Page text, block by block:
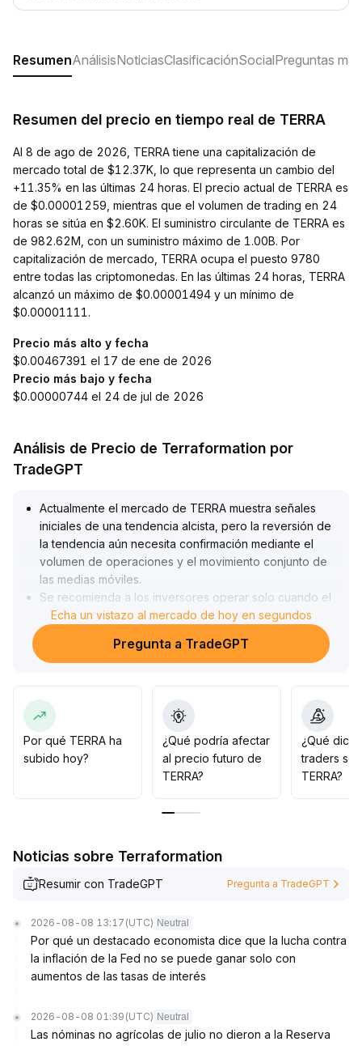
ResumenAnálisisNoticiasClasificaciónSocialPreguntas
Resumen del precio en tiempo real de TERRA
Al 8 de ago de 2026, TERRA tiene una capitalización de
mercado total de $12.37K, lo que representa un cambio del
+11.35% en las últimas 24 horas. El precio actual de TERRA es
de $0.00001259, mientras que el volumen de trading en 24
horas se sitúa en $2.60K. El suministro circulante de TERRA es
de 982.62M, con un suministro máximo de 1.00B. Por
capitalización de mercado, TERRA ocupa el puesto 9780
entre todas las criptomonedas. En las últimas 24 horas, TERRA
alcanzó un máximo de $0.00001494 y un mínimo de
$0.00001111.
Precio más alto y fecha
$0.00467391 el 17 de ene de 2026
Precio más bajo y fecha
$0.00000744 el 24 de jul de 2026
Análisis de Precio de Terraformation por
TradeGPT
Actualmente el mercado de TERRA muestra señales
iniciales de una tendencia alcista, pero la reversión de
la tendencia aún necesita confirmación mediante el
volumen de operaciones y el movimiento conjunto de
las medias móviles.
Se recomienda a los inversores operar solo cuando el
precio rompa niveles clave de manera efectiva
acompañado de incremento en el volumen, y construir
posiciones de forma gradual sin sobrecargar el capital
10 y 1
35, así como la fuerza en los retrocesos
Si no hay mejoras sustanciales en los flujos de capital,
se debe estar atento al riesgo de retroceso tras
Echa un vistazo al mercado de hoy en segundos
Pregunta a TradeGPT
Por qué TERRA ha
subido hoy?
¿Qué podría afectar
al precio futuro de
TERRA?
¿Qué
traders
TERRA?
Noticias sobre Terraformation
Resumir con TradeGPT Pregunta a TradeGPT
2026-08-08 13:17 (UTC) Neutral
Por qué un destacado economista dice que la lucha contra
la inflación de la Fed no se puede ganar solo con
aumentos de las tasas de interés
2026-08-08 01:39 (UTC) Neutral
Las nóminas no agrícolas de julio no dieron a la Reserva